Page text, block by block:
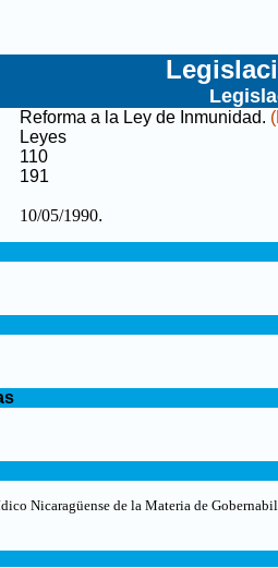
Reforma a la Ley de Inmunidad.
Leyes
110
191
10/05/1990.
Nicaragüense de la Materia de